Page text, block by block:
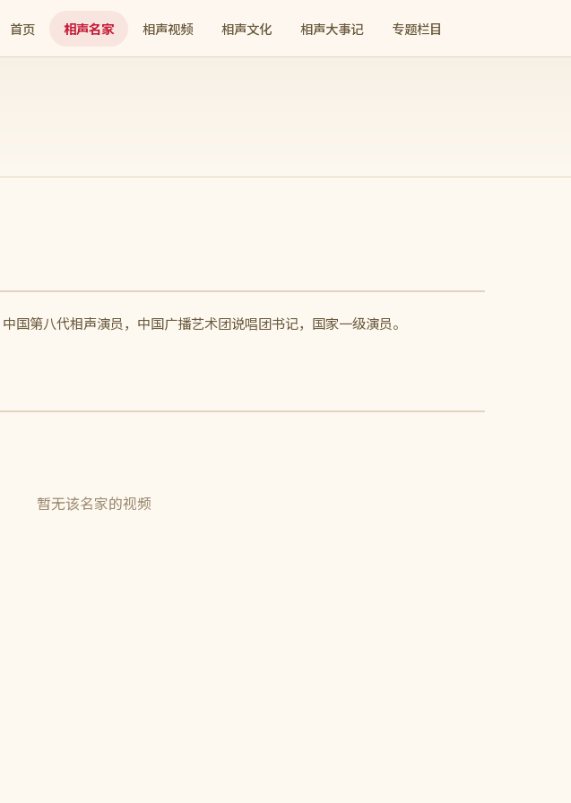
首页 相声名家 相声视频 相声文化 相声大事记 专题栏目
国第八代相声演员，中国广播艺术团说唱团书记，国家一级演员。
暂无该名家的视频